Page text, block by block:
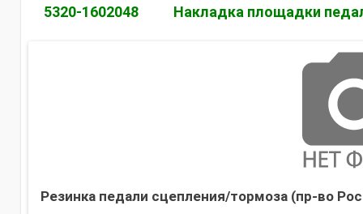
5320-1602048 Накладка площадки
Резинка педали сцепления/тормоза (пр-во